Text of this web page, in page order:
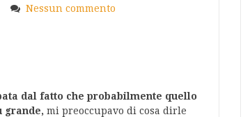
Nessun commento
dal fatto che probabilmente quello
grande, mi preoccupavo di cosa dirle